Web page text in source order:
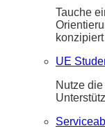
Tauche
konzipiert
UE
Nutze